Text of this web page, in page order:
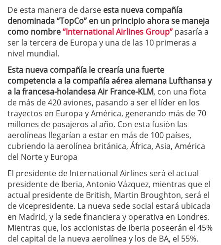
De esta manera de darse esta nueva compañía
denominada “TopCo” en un principio ahora se maneja
como nombre“International Airlines Group” pasaría a
ser la tercera de Europa y una de las 10 primeras a
nivel mundial.
Esta nueva compañía le crearía una fuerte
competencia a la compañía aérea alemana Lufthansa y
a la francesa-holandesa Air France-KLM, con una flota
de más de 420 aviones, pasando a ser el líder en los
trayectos en Europa y América, generando más de 70
millones de pasajeros al año. Con esta fusión las
aerolíneas llegarían a estar en más de 100 países,
cubriendo la aerolínea británica, África, Asia, América
del Norte y Europa
El presidente de International Airlines será el actual
presidente de Iberia, Antonio Vázquez, mientras que el
actual presidente de British, Martin Broughton, será el
de vicepresidente. La nueva sede social estará ubicada
en Madrid, y la sede financiera y operativa en Londres.
Mientras que, los accionistas de Iberia poseerán el 45%
del capital de la nueva aerolínea y los de BA, el 55%.